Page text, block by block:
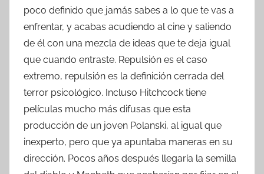
poco definido que jamás sabes a lo que te vas a
enfrentar, y acabas acudiendo al cine y saliendo
de él con una mezcla de ideas que te deja igual
que cuando entraste. Repulsión es el caso
extremo, repulsión es la definición cerrada del
terror psicológico. Incluso Hitchcock tiene
películas mucho más difusas que esta
producción de un joven Polanski, al igual que
inexperto, pero que ya apuntaba maneras en su
dirección. Pocos años después llegaría la semilla